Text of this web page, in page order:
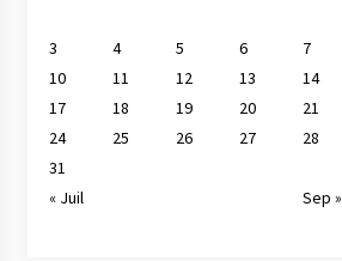
3
4 5 6 7
10
11 12 13 14
17
18 19 20 21
24
25 26 27 28
31
« Juil
Sep »